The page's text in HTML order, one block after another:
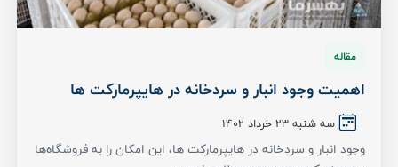
مقاله
اهمیت وجود انبار و سردخانه در هایپرمارکت ‌ها
سه شنبه ۲۳ خرداد ۱۴۰۲
وجود انبار و سردخانه در هایپرمارکت ها، این امکان را به فروشگاه‌ها